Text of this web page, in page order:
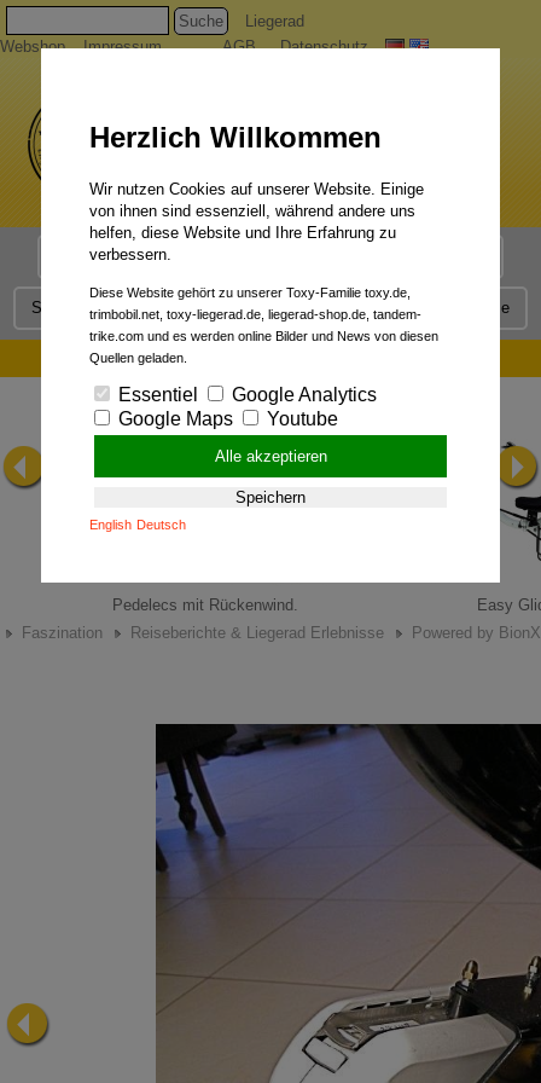
Suche
Liegerad
Webshop
Impressum AGB Datenschutz
Liegerad Modelle
Service Qualität Liegerad News Kontakt Presse
Pedelecs mit Rückenwind.
Easy
Faszination
Reiseberichte & Liegerad Erlebnisse Powered by BionX
Herzlich Willkommen
Wir nutzen Cookies auf unserer Website. Einige
von ihnen sind essenziell, während andere uns
helfen, diese Website und Ihre Erfahrung zu
verbessern.
Diese Website gehört zu unserer Toxy-Familie toxy.de,
trimbobil.net, toxy-liegerad.de, liegerad-shop.de, tandem-
trike.com und es werden online Bilder und News von diesen
Quellen geladen.
Essentiel
Google Analytics
Google Maps
Youtube
Alle akzeptieren
Speichern
English Deutsch